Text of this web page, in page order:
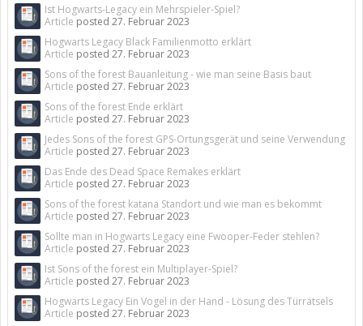
Ist Hogwarts-Legacy ein Mehrspieler-Spiel?
Article posted 27. Februar 2023
Hogwarts Legacy Black Familienmotto erklärt
Article posted 27. Februar 2023
Sons of the forest Bauanleitung - wie man seine Basis baut
Article posted 27. Februar 2023
Sons of the forest Ende erklärt
Article posted 27. Februar 2023
Jedes Sons of the forest GPS-Ortungsgerät und seine Verwendung
Article posted 27. Februar 2023
Das Ende des Dead Space Remakes erklärt
Article posted 27. Februar 2023
Sons of the forest katana Standort und wie man es bekommt
Article posted 27. Februar 2023
Sollte man in Hogwarts Legacy eine Fwooper-Feder stehlen?
Article posted 27. Februar 2023
Ist Sons of the forest ein Multiplayer-Spiel?
Article posted 27. Februar 2023
Hogwarts Legacy Ein Vogel in der Hand - Lösung des Türrätsels
Article posted 27. Februar 2023